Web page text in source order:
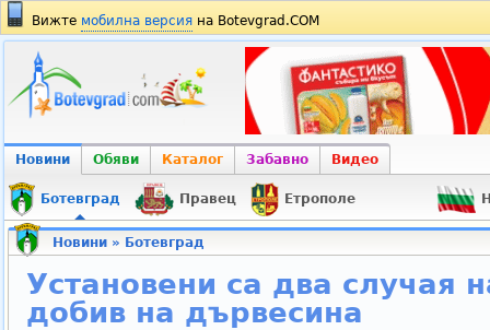
Вижте мобилна версия на Botevgrad.COM
Новини Обяви Каталог Забавно Видео
Ботевград Правец Етрополе
Новини» Ботевград
Установени са два случая
добив на дървесина